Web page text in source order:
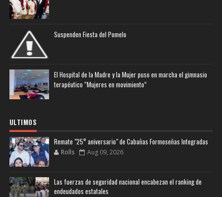
Suspenden Fiesta del Pomelo
El Hospital de la Madre y la Mujer puso en marcha el gimnasio
terapéutico “Mujeres en movimiento”
ULTIMOS
Remate "25° aniversario" de Cabañas Formoseñas Integradas
Rolls Aug 09, 2026
Las fuerzas de seguridad nacional encabezan el ranking de
endeudados estatales